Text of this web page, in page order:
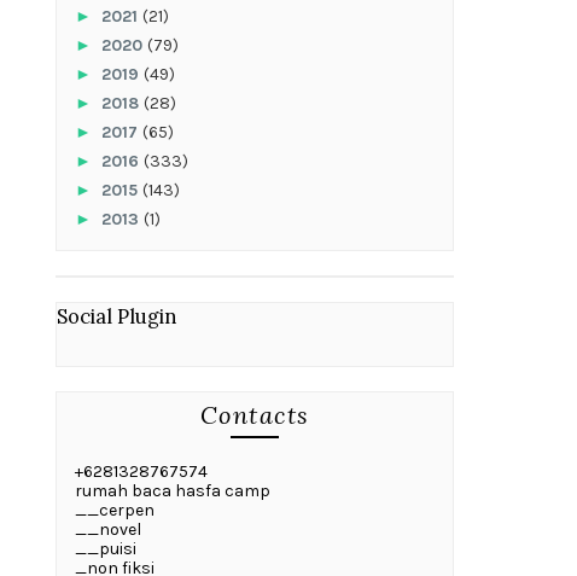
► 2021 (21)
► 2020 (79)
► 2019 (49)
► 2018 (28)
► 2017 (65)
► 2016 (333)
► 2015 (143)
► 2013 (1)
Social Plugin
Contacts
+6281328767574
rumah baca hasfa camp
__cerpen
__novel
__puisi
_non fiksi